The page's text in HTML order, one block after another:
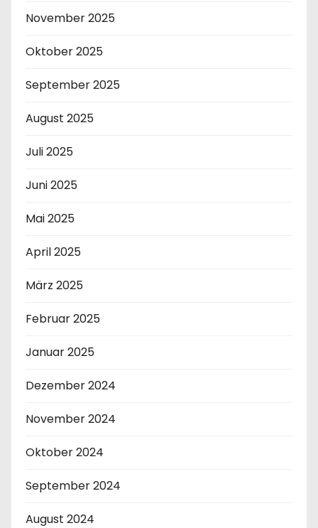
November 2025
Oktober 2025
September 2025
August 2025
Juli 2025
Juni 2025
Mai 2025
April 2025
März 2025
Februar 2025
Januar 2025
Dezember 2024
November 2024
Oktober 2024
September 2024
August 2024